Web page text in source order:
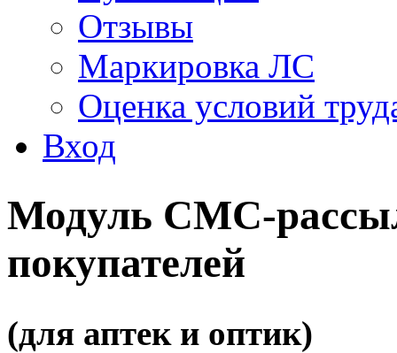
Отзывы
Маркировка ЛС
Оценка условий
Вход
Модуль СМС-
покупателей
(для аптек и оптик)